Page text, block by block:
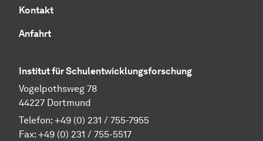
Kontakt
Anfahrt
Institut für Schulentwicklungsforschung
Vogelpothsweg 78
44227 Dortmund
Telefon: +49 (0) 231 / 755-7955
Fax: +49 (0) 231 / 755-5517